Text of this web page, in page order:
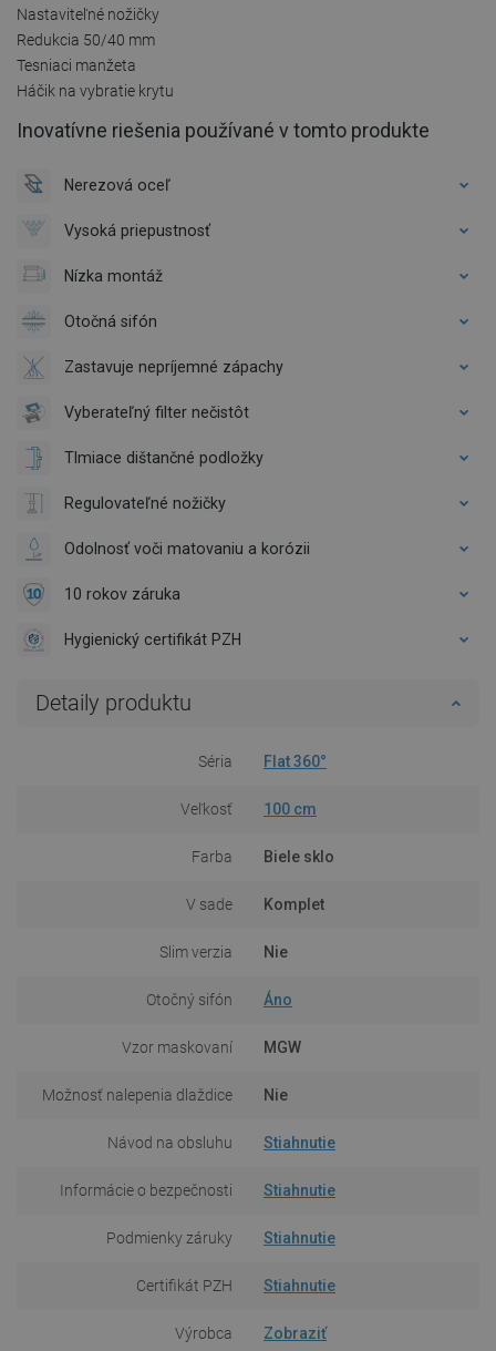
Nastaviteľné nožičky
Redukcia 50/40 mm
Tesniaci manžeta
Háčik na vybratie krytu
Inovatívne riešenia používané v tomto produkte
Nerezová oceľ
Vysoká priepustnosť
Nízka montáž
Otočná sifón
Zastavuje nepríjemné zápachy
Vyberateľný filter nečistôt
Tlmiace dištančné podložky
Regulovateľné nožičky
Odolnosť voči matovaniu a korózii
10 rokov záruka
Hygienický certifikát PZH
Detaily produktu
Séria Flat 360°
Veľkosť 100 cm
Farba Biele sklo
V sade Komplet
Slim verzia Nie
Otočný sifón Áno
Vzor maskovaní MGW
Možnosť nalepenia dlaždice Nie
Návod na obsluhu Stiahnutie
Informácie o bezpečnosti Stiahnutie
Podmienky záruky Stiahnutie
Certifikát PZH Stiahnutie
Výrobca Zobraziť